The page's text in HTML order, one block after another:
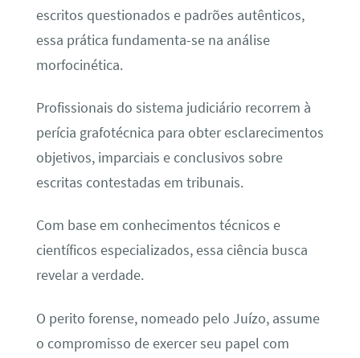
escritos questionados e padrões autênticos,
essa prática fundamenta-se na análise
morfocinética.
Profissionais do sistema judiciário recorrem à
perícia grafotécnica para obter esclarecimentos
objetivos, imparciais e conclusivos sobre
escritas contestadas em tribunais.
Com base em conhecimentos técnicos e
científicos especializados, essa ciência busca
revelar a verdade.
O perito forense, nomeado pelo Juízo, assume
o compromisso de exercer seu papel com